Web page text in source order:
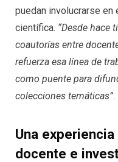
puedan involucrarse
científica. “Desde hace
coautorías entre
refuerza esa línea de
como puente para
colecciones temáticas”.
Una
docente e